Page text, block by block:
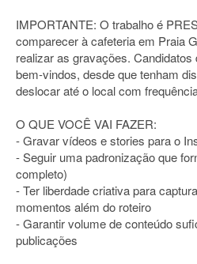
IMPORTANTE: O trabalho é
comparecer à cafeteria em Praia
realizar as gravações.
bem-vindos, desde que tenham
deslocar até o local com
O QUE VOCÊ VAI FAZER:
- Gravar vídeos e stories para o
- Seguir uma padronização que
completo)
- Ter liberdade criativa para
momentos além do roteiro
- Garantir volume de conteúdo
publicações